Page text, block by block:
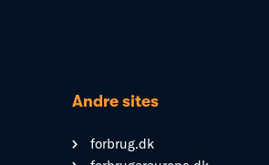
Andre sites
forbrug.dk